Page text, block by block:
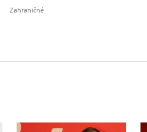
Zahraničné